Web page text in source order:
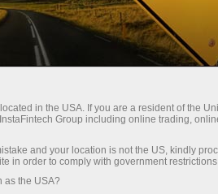
аналитика
Форекс-oбзоры
анализ
08:54
GBP/USD на 17
апреля
in the USA. If you are a resident of the
Group including online trading,
and your location is not the US, kindly
in order to comply with government
as the USA?